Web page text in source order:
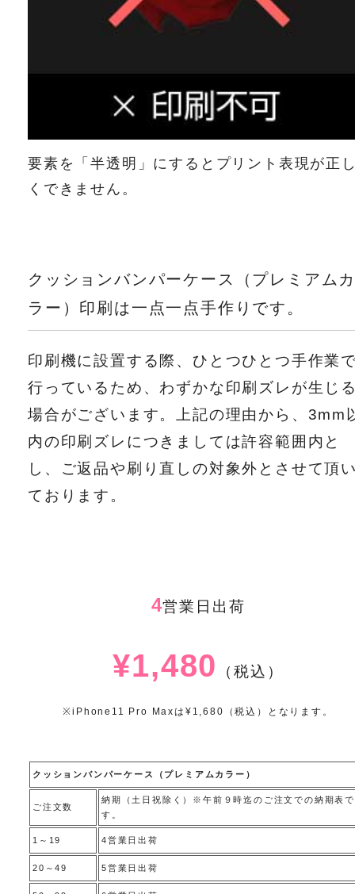
要素を「半透明」にするとプリント表現が正
くできません。
クッションバンパーケース（プレミアム
ラー）印刷は一点一点手作りです。
印刷機に設置する際、ひとつひとつ手作業
行っているため、わずかな印刷ズレが生じ
場合がございます。上記の理由から、3mm
内の印刷ズレにつきましては許容範囲内と
し、ご返品や刷り直しの対象外とさせて頂
ております。
4営業日出荷
¥1,480 （税込）
※iPhone11 Pro Maxは¥1,680（税込）となります。
クッションバンパーケース（プレミアムカラー）
ご注文数
納期（土日祝除く）※午前９時迄のご注文での納期表で
す。
1～19 4営業日出荷
20～49 5営業日出荷